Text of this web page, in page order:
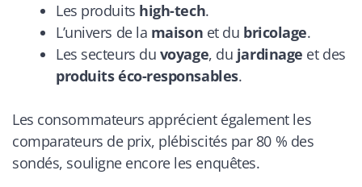
Les produits high-tech.
L’univers de la maison et du bricolage.
Les secteurs du voyage, du jardinage et des
produits éco-responsables.
Les consommateurs apprécient également les
comparateurs de prix, plébiscités par 80 % des
sondés, souligne encore les enquêtes.